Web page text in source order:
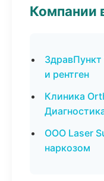
Компании
и рентген
Клиника
ООО Laser
наркозом